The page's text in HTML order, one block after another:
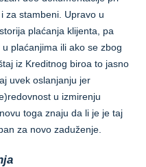
za stambeni. Upravo u
plaćanja klijenta, pa
plaćanjima ili ako se zbog
iz Kreditnog biroa to jasno
uvek oslanjanju jer
u izmirenju
toga znaju da li je je taj
za novo zaduženje.